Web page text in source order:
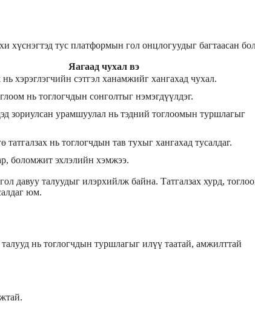
тус платформын гол онцлогуудыг багтаасан
Яагаад чухал вэ
нь хэрэглэгчийн сэтгэл ханамжийг хангахад чухал.
нь тоглогчдын сонголтыг нэмэгдүүлдэг.
зориулсан урамшуулал нь тэдний тоглоомын туршлагыг
татгалзах нь тоглогчдын тав тухыг хангахад тусалдаг.
боломжит эхлэлийн хэмжээ.
давуу талуудыг илэрхийлж байна. Татгалзах хурд,
юм.
нь тоглогчдын туршлагыг илүү таатай, амжилттай